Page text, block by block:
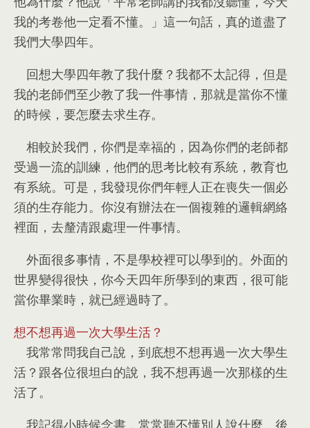
我的考卷他一定看不懂。 」這一句話 ， 真的道盡了
我們大學四年。
回想大學四年教了我什麼？我都不太記得 ， 但是
我的老師們至少教了我一件事情 ， 那就是當你不懂
的時候 ， 要怎麼去求生存。
相較於我們 ， 你們是幸福的 ， 因為你們的老師都
受過一流的訓練 ， 他們的思考比較有系統 ， 教育也
有系統。 可是 ， 我發現你們年輕人正在喪失一個必
須的生存能力。 你沒有辦法在一個複雜的邏輯網絡
裡面 ， 去釐清跟處理一件事情。
外面很多事情 ， 不是學校裡可以學到的。 外面的
世界變得很快 ， 你今天四年所學到的東西 ， 很可能
當你畢業時 ， 就已經過時了。
想不想再過一次大學生活？
我常常問我自己說 ， 到底想不想再過一次大學生
活？跟各位很坦白的說 ， 我不想再過一次那樣的生
活了。
我記得小時候念書 ， 常常聽不懂別人說什麼。 後